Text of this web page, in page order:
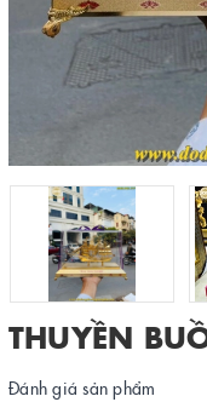
THUYỀN
Đánh giá sản phẩm